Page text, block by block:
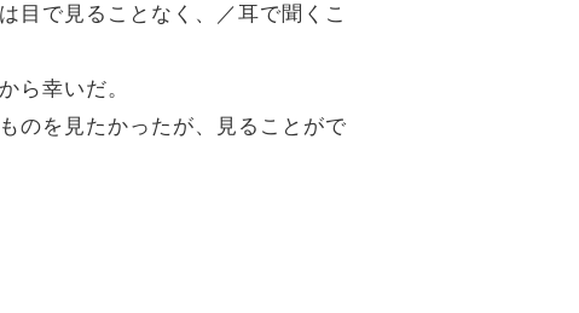
目で見ることなく、／耳で聞くこ
ら幸いだ。
のを見たかったが、見ることがで